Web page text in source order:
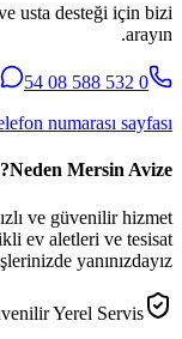
usta desteği için bizi
arayın.
0 532 588 08 54
numarası sayfası
Neden Mersin Avize?
ve güvenilir hizmet
ev aletleri ve tesisat
yanınızdayız.
Yerel Servis